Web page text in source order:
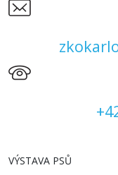
VÝSTAVA PSŮ